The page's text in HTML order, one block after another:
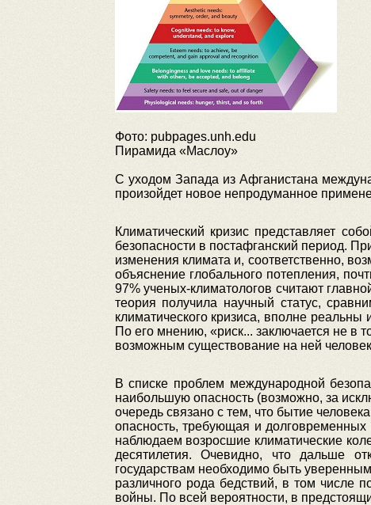
Фото: pubpages.unh.edu
Пирамида «Маслоу»
С уходом Запада из Афганистана
произойдет новое непродуманное
Климатический кризис представляет
безопасности в постафганский период.
изменения климата и, соответственно,
объяснение глобального потепления,
97% ученых-климатологов считают
теория получила научный статус,
климатического кризиса, вполне
По его мнению, «риск... заключается не в
возможным существование на ней
В списке проблем международной
наибольшую опасность (возможно, за
очередь связано с тем, что бытие
опасность, требующая и
наблюдаем возросшие климатические
десятилетия. Очевидно, что дальше
государствам необходимо быть
различного рода бедствий, в том числе
войны. По всей вероятности, в